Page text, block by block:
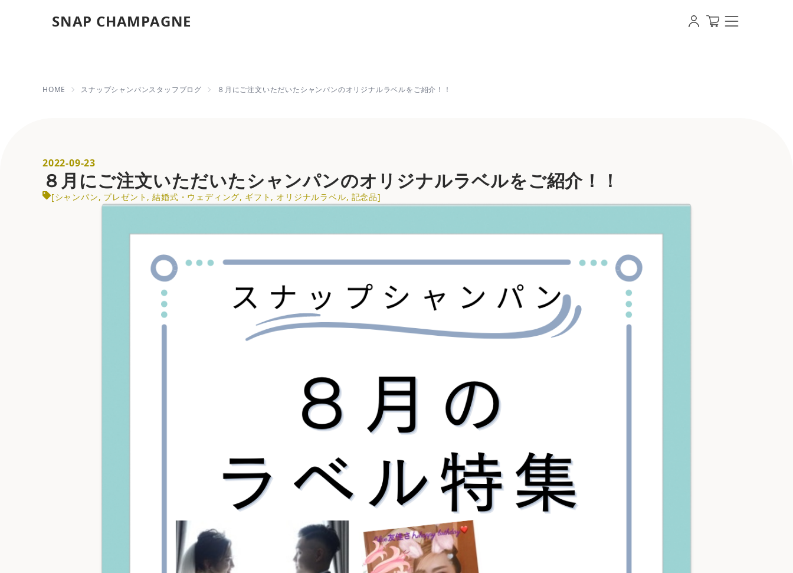
SNAP CHAMPAGNE ８月にご注文いただいたシャンパンのオリジナルラベルをご紹介！！ | 【即日発送OK】写真・名入れオリジナルラベル・シャンパン
HOME スナップシャンパンスタッフブログ ８月にご注文いただいたシャンパンのオリジナルラベルをご紹介！！
2022-09-23
８月にご注文いただいたシャンパンのオリジナルラベルをご紹介！！
[シャンパン, プレゼント , 結婚式・ウェディング, ギフト , オリジナルラベル, 記念品]